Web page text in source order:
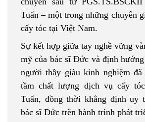
Tuấn – một trong những chuyên
cấy tóc tại Việt Nam.
Sự kết hợp giữa tay nghề vững
mỹ của bác sĩ Đức và định
người thầy giàu kinh nghiệm đã
tầm chất lượng dịch vụ cấy
Tuấn, đồng thời khẳng định uy
bác sĩ Đức trên hành trình phát